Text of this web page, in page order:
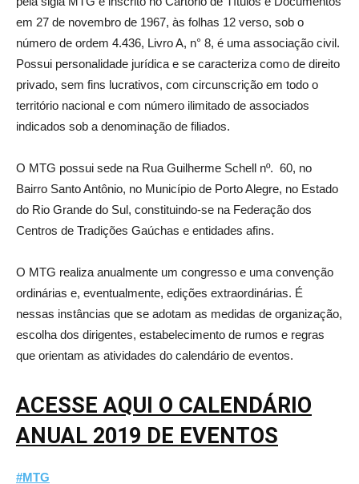
em 27 de novembro de 1967, às folhas 12 verso, sob o
número de ordem 4.436, Livro A, n° 8, é uma associação civil.
Possui personalidade jurídica e se caracteriza como de direito
privado, sem fins lucrativos, com circunscrição em todo o
território nacional e com número ilimitado de associados
indicados sob a denominação de filiados.
O MTG possui sede na Rua Guilherme Schell nº. 60, no
Bairro Santo Antônio, no Município de Porto Alegre, no Estado
do Rio Grande do Sul, constituindo-se na Federação dos
Centros de Tradições Gaúchas e entidades afins.
O MTG realiza anualmente um congresso e uma convenção
ordinárias e, eventualmente, edições extraordinárias. É
nessas instâncias que se adotam as medidas de organização,
escolha dos dirigentes, estabelecimento de rumos e regras
que orientam as atividades do calendário de eventos.
ACESSE AQUI O CALENDÁRIO
ANUAL 2019 DE EVENTOS
#MTG